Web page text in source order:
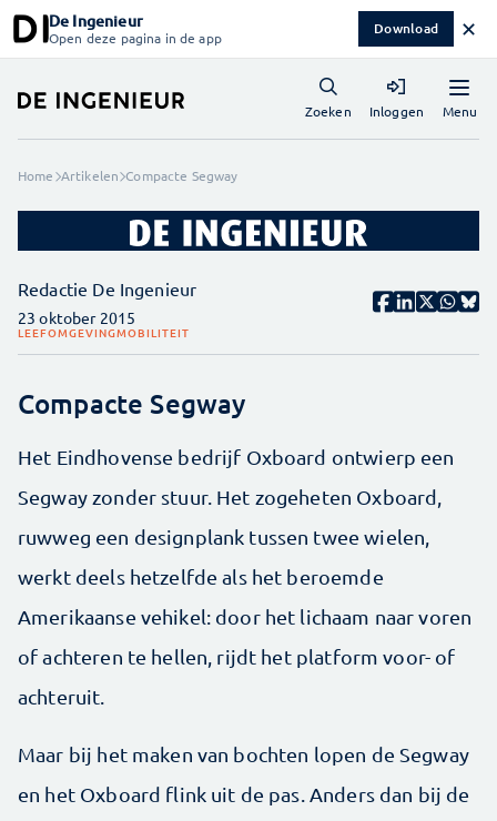
De Ingenieur
Open deze pagina in de app Download ✕
Menu
Zoeken Inloggen
Home Artikelen Compacte Segway
Redactie De Ingenieur
23 oktober 2015
LEEFOMGEVINGMOBILITEIT
Compacte Segway
Het Eindhovense bedrijf Oxboard ontwierp een
Segway zonder stuur. Het zogeheten Oxboard,
ruwweg een designplank tussen twee wielen,
werkt deels hetzelfde als het beroemde
Amerikaanse vehikel: door het lichaam naar voren
of achteren te hellen, rijdt het platform voor- of
achteruit.
Maar bij het maken van bochten lopen de Segway
en het Oxboard flink uit de pas. Anders dan bij de